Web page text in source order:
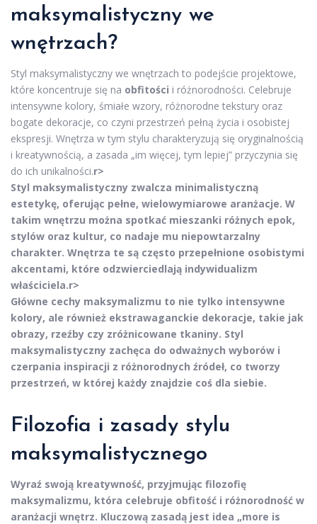
maksymalistyczny we
wnętrzach?
Styl maksymalistyczny we wnętrzach to podejście projektowe,
które koncentruje się na obfitości i różnorodności. Celebruje
intensywne kolory, śmiałe wzory, różnorodne tekstury oraz
bogate dekoracje, co czyni przestrzeń pełną życia i osobistej
ekspresji. Wnętrza w tym stylu charakteryzują się oryginalnością
i kreatywnością, a zasada „im więcej, tym lepiej” przyczynia się
do ich unikalności.r>
Styl maksymalistyczny zwalcza minimalistyczną
estetykę, oferując pełne, wielowymiarowe aranżacje. W
takim wnętrzu można spotkać mieszanki różnych epok,
stylów oraz kultur, co nadaje mu niepowtarzalny
charakter. Wnętrza te są często przepełnione osobistymi
akcentami, które odzwierciedlają indywidualizm
właściciela.r>
Główne cechy maksymalizmu to nie tylko intensywne
kolory, ale również ekstrawaganckie dekoracje, takie jak
obrazy, rzeźby czy zróżnicowane tkaniny. Styl
maksymalistyczny zachęca do odważnych wyborów i
czerpania inspiracji z różnorodnych źródeł, co tworzy
przestrzeń, w której każdy znajdzie coś dla siebie.
Filozofia i zasady stylu
maksymalistycznego
Wyraź swoją kreatywność, przyjmując filozofię
maksymalizmu, która celebruje obfitość i różnorodność w
aranżacji wnętrz. Kluczową zasadą jest idea „more is